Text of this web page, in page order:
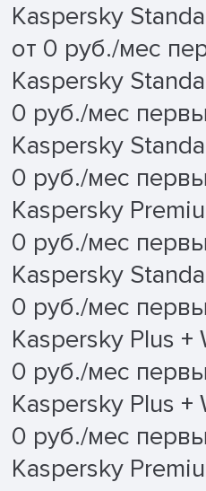
Kaspersky
от 0 руб./мес
Kaspersky
0 руб./мес
Kaspersky
0 руб./мес
Kaspersky
0 руб./мес
Kaspersky
0 руб./мес
Kaspersky Plus +
0 руб./мес
Kaspersky Plus +
0 руб./мес
Kaspersky